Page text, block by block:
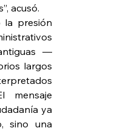
acusó.
la presión
—
largos
mensaje
ya
sino una